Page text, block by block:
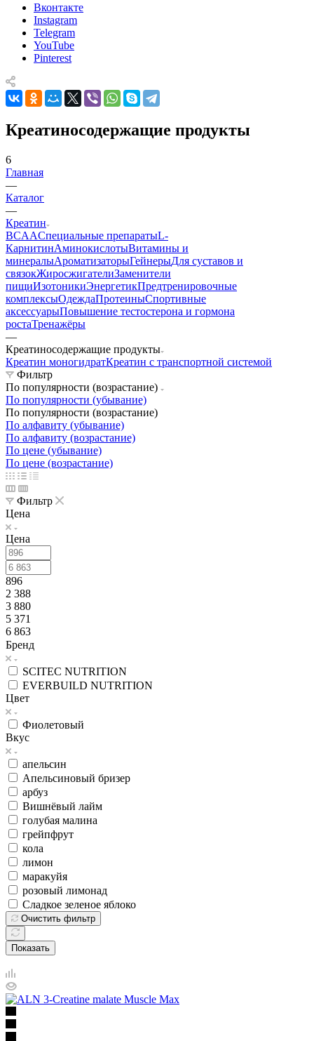
Вконтакте
Instagram
Telegram
YouTube
Pinterest
Креатиносодержащие продукты
6
Главная
—
Каталог
—
Креатин
BCAACпециальные препаратыL-
КарнитинАминокислотыВитамины и
минералыАроматизаторыГейнерыДля суставов и
связокЖиросжигателиЗаменители
пищиИзотоникиЭнергетикПредтренировочные
комплексыОдеждаПротеиныСпортивные
аксессуарыПовышение тестостерона и гормона
ростаТренажёры
—
Креатиносодержащие продукты
Креатин моногидратКреатин с транспортной системой
Фильтр
По популярности (возрастание)
По популярности (убывание)
По популярности (возрастание)
По алфавиту (убывание)
По алфавиту (возрастание)
По цене (убывание)
По цене (возрастание)
Фильтр
Цена
Цена
896
2 388
3 880
5 371
6 863
Бренд
SCITEC NUTRITION
EVERBUILD NUTRITION
Цвет
Фиолетовый
Вкус
апельсин
Апельсиновый бризер
арбуз
Вишнёвый лайм
голубая малина
грейпфрут
кола
лимон
маракуйя
розовый лимонад
Сладкое зеленое яблоко
Очистить фильтр
Показать